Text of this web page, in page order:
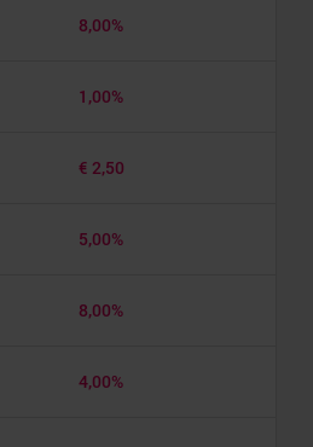
8,00%
1,00%
€ 2,50
5,00%
8,00%
4,00%